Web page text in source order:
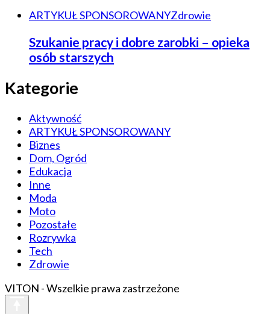
ARTYKUŁ SPONSOROWANYZdrowie
Szukanie pracy i dobre zarobki – opieka
osób starszych
Kategorie
Aktywność
ARTYKUŁ SPONSOROWANY
Biznes
Dom, Ogród
Edukacja
Inne
Moda
Moto
Pozostałe
Rozrywka
Tech
Zdrowie
VITON - Wszelkie prawa zastrzeżone